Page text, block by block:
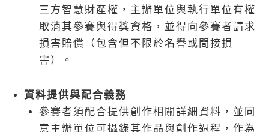
三方智慧財產權，主辦單位與執行單位有權
取消其參賽與得獎資格，並得向參賽者請求
損害賠償（包含但不限於名譽或間接損
害）。
資料提供與配合義務
參賽者須配合提供創作相關詳細資料，並同
意主辦單位可攝錄其作品與創作過程，作為